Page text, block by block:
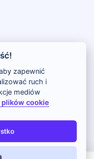
zapewnić
ruch i
mediów
cookie